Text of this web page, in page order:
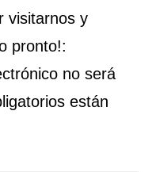
visitarnos y
pronto!:
no será
están